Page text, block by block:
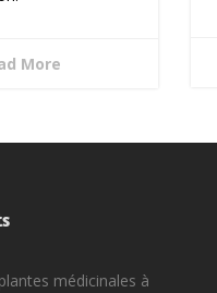
More
médicinales à